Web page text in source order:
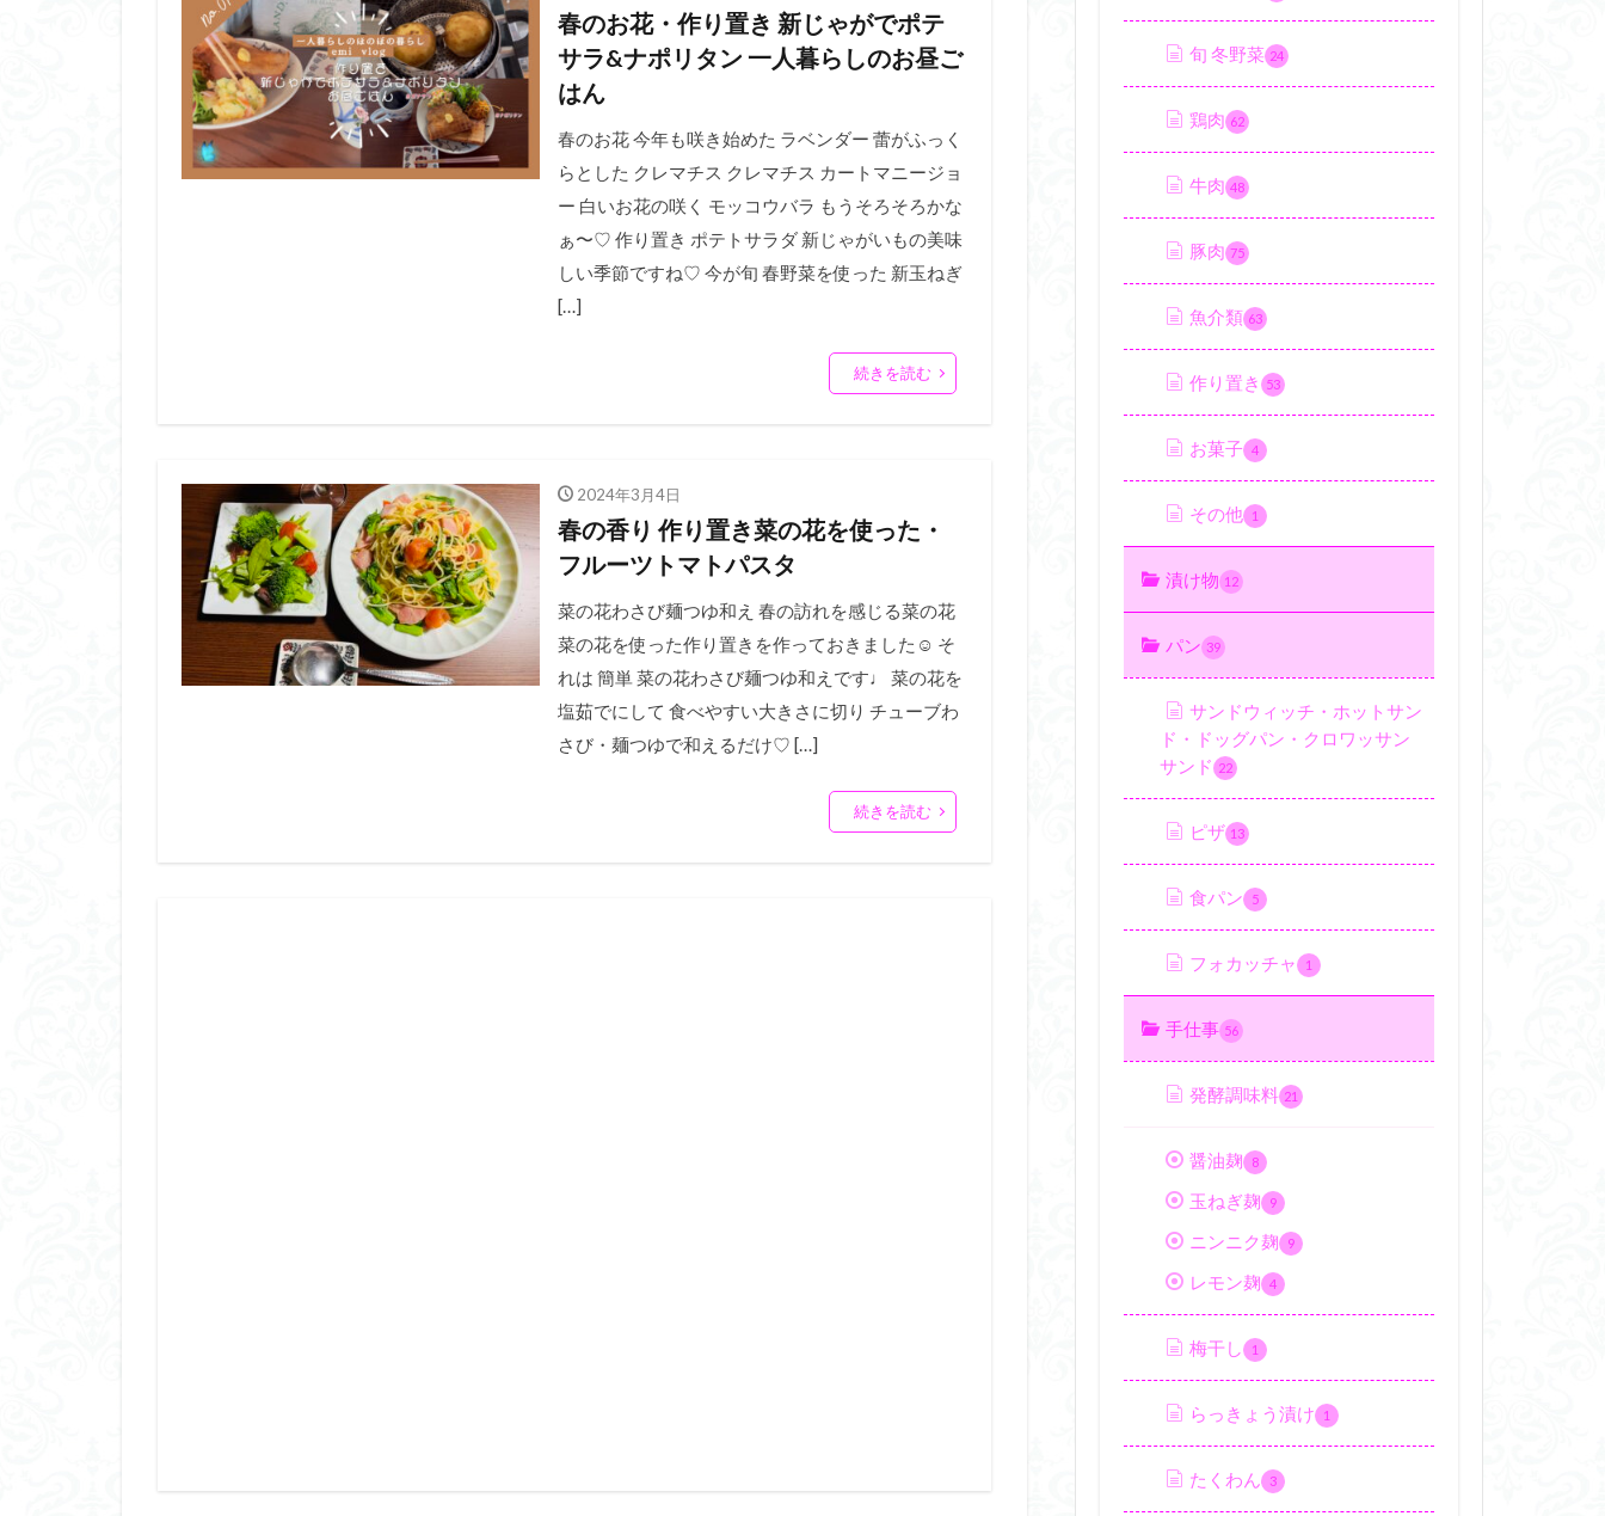
春のお花・作り置き 新じゃがでポテ
サラ&ナポリタン 一人暮らしのお昼ご
はん
春のお花 今年も咲き始めた ラベンダー 蕾がふっく
らとした クレマチス クレマチス カートマニージョ
ー 白いお花の咲く モッコウバラ もうそろそろかな
ぁ〜♡ 作り置き ポテトサラダ 新じゃがいもの美味
しい季節ですね♡ 今が旬 春野菜を使った 新玉ねぎ
[…]
続きを読む
2024年3月4日
春の香り 作り置き菜の花を使った・
フルーツトマトパスタ
菜の花わさび麺つゆ和え 春の訪れを感じる菜の花
菜の花を使った作り置きを作っておきました☺️ そ
れは 簡単 菜の花わさび麺つゆ和えです♩ 菜の花を
塩茹でにして 食べやすい大きさに切り チューブわ
さび・麺つゆで和えるだけ♡ […]
続きを読む
旬 冬野菜 24
鶏肉 62
牛肉 48
豚肉 75
魚介類 63
作り置き 53
お菓子 4
その他 1
漬け物 12
パン 39
サンドウィッチ・ホットサン
ド・ドッグパン・クロワッサン
サンド 22
ピザ 13
食パン 5
フォカッチャ 1
手仕事 56
発酵調味料 21
醤油麹 8
玉ねぎ麹 9
ニンニク麹 9
レモン麹 4
梅干し 1
らっきょう漬け 1
たくわん 3